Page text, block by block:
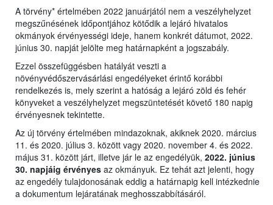
A törvény* értelmében 2022 januárjától nem a veszélyhelyzet
megszűnésének időpontjához kötődik a lejáró hivatalos
okmányok érvényességi ideje, hanem konkrét dátumot, 2022.
június 30. napját jelölte meg határnapként a jogszabály.
Ezzel összefüggésben hatályát veszti a
növényvédőszervásárlási engedélyeket érintő korábbi
rendelkezés is, mely szerint a hatóság a lejáró zöld és fehér
könyveket a veszélyhelyzet megszüntetését követő 180 napig
érvényesnek tekintette.
Az új törvény értelmében mindazoknak, akiknek 2020. március
11. és 2020. július 3. között vagy 2020. november 4. és 2022.
május 31. között járt, illetve jár le az engedélyük, 2022. június
30. napjáig érvényes az okmányuk. Ez tehát azt jelenti, hogy
az engedély tulajdonosának eddig a határnapig kell intézkednie
a dokumentum lejáratának meghosszabbításáról.